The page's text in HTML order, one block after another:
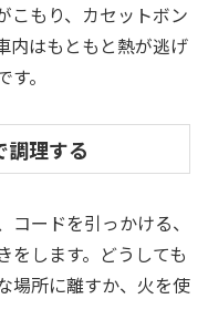
こもり、カセットボン
内はもともと熱が逃げ
。
調理する
ードを引っかける、
をします。どうしても
場所に離すか、火を使